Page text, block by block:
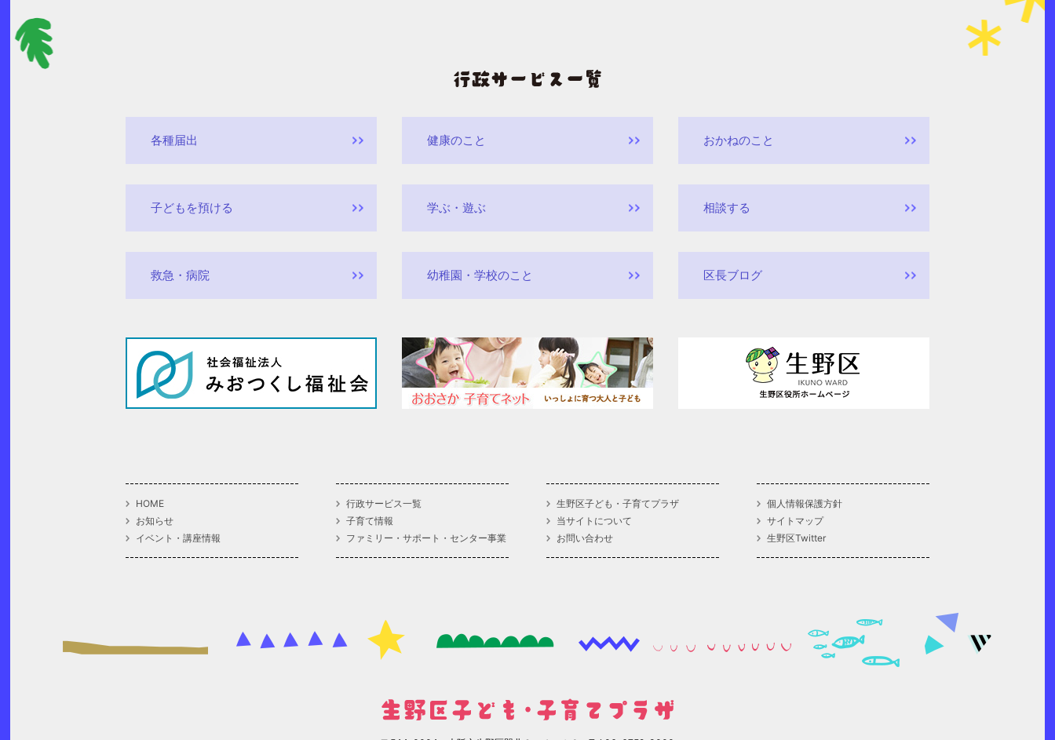
各種届出 健康のこと おかねのこと
子どもを預ける 学ぶ・遊ぶ 相談する
救急・病院 幼稚園・学校のこと 区長ブログ
HOME
お知らせ
イベント・講座情報
行政サービス一覧
子育て情報
ファミリー・サポート・センター事業
生野区子ども・子育てプラザ
当サイトについて
お問い合わせ
個人情報保護方針
サイトマップ
生野区Twitter